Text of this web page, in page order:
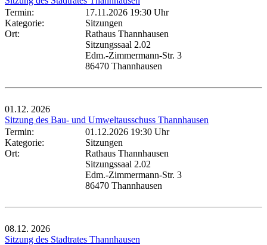
Termin:
17.11.2026 19:30 Uhr
Kategorie:
Sitzungen
Ort:
Rathaus Thannhausen
Sitzungssaal 2.02
Edm.-Zimmermann-Str. 3
86470 Thannhausen
01.12. 2026
Sitzung des Bau- und Umweltausschuss Thannhausen
Termin:
01.12.2026 19:30 Uhr
Kategorie:
Sitzungen
Ort:
Rathaus Thannhausen
Sitzungssaal 2.02
Edm.-Zimmermann-Str. 3
86470 Thannhausen
08.12. 2026
Sitzung des Stadtrates Thannhausen